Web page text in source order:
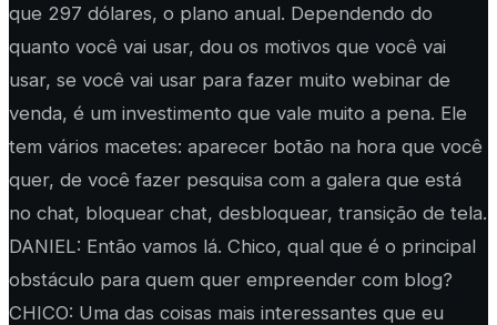
que 297 dólares, o plano anual. Dependendo do
quanto você vai usar, dou os motivos que você vai
usar, se você vai usar para fazer muito webinar de
venda, é um investimento que vale muito a pena. Ele
tem vários macetes: aparecer botão na hora que você
quer, de você fazer pesquisa com a galera que está
no chat, bloquear chat, desbloquear, transição de tela.
DANIEL: Então vamos lá. Chico, qual que é o principal
obstáculo para quem quer empreender com blog?
CHICO: Uma das coisas mais interessantes que eu